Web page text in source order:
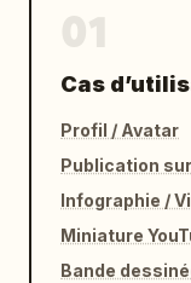
Cas
Profil / Avatar
Publication
Infographie /
Miniature
Bande